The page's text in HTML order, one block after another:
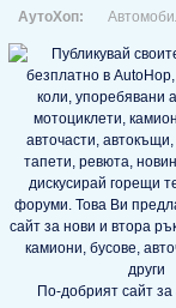
АутоХоп:
По-добрият сайт за